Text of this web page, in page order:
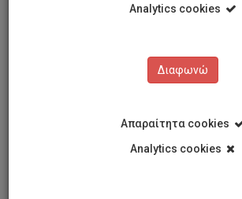
Analytics cookies
Διαφωνώ
Απαραίτητα cookies
Analytics cookies